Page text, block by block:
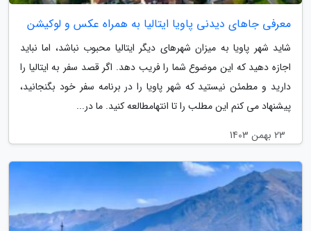
معرفی جاهای دیدنی پاویا ایتالیا به همراه عکس و لوکیشن
شاید شهر پاویا به میزان شهرهای دیگر ایتالیا محبوب نباشد، اما نباید
اجازه دهید که این موضوع شما را فریب دهد. اگر قصد سفر به ایتالیا را
دارید و مطمئن نیستید که شهر پاویا را در برنامه سفر خود بگنجانید،
پیشنهاد می کنم این مطلب را تا انتهامطالعه کنید. ما در...
23 بهمن 1403